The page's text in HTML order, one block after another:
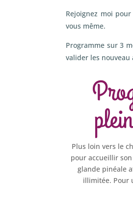
Rejoignez moi
vous même.
Programme sur 3
valider les nouveau
Plus loin vers le
pour accueillir
glande pinéale
illimitée. Pour